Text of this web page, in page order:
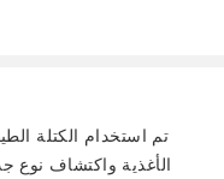
الأغذية واكتشاف نوع